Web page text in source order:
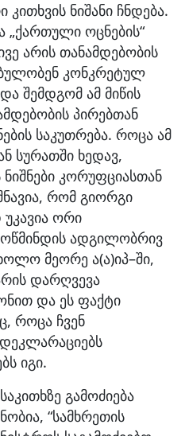
კითხვის ნიშანი ჩნდება.
„ქართული ოცნების“
არის თანამდებობის
კონკრეტულ
შემდგომ ამ მიწის
პირებთან
საკუთრება. როცა ამ
სურათში ხედავ,
კორუფციასთან
რომ გიორგი
ორი
ადგილობრივ
მეორე ა(ა)იპ–ში,
დარღვევა
და ეს ფაქტი
როცა ჩვენ
იგი.
გამოძიება
“სამხრეთის